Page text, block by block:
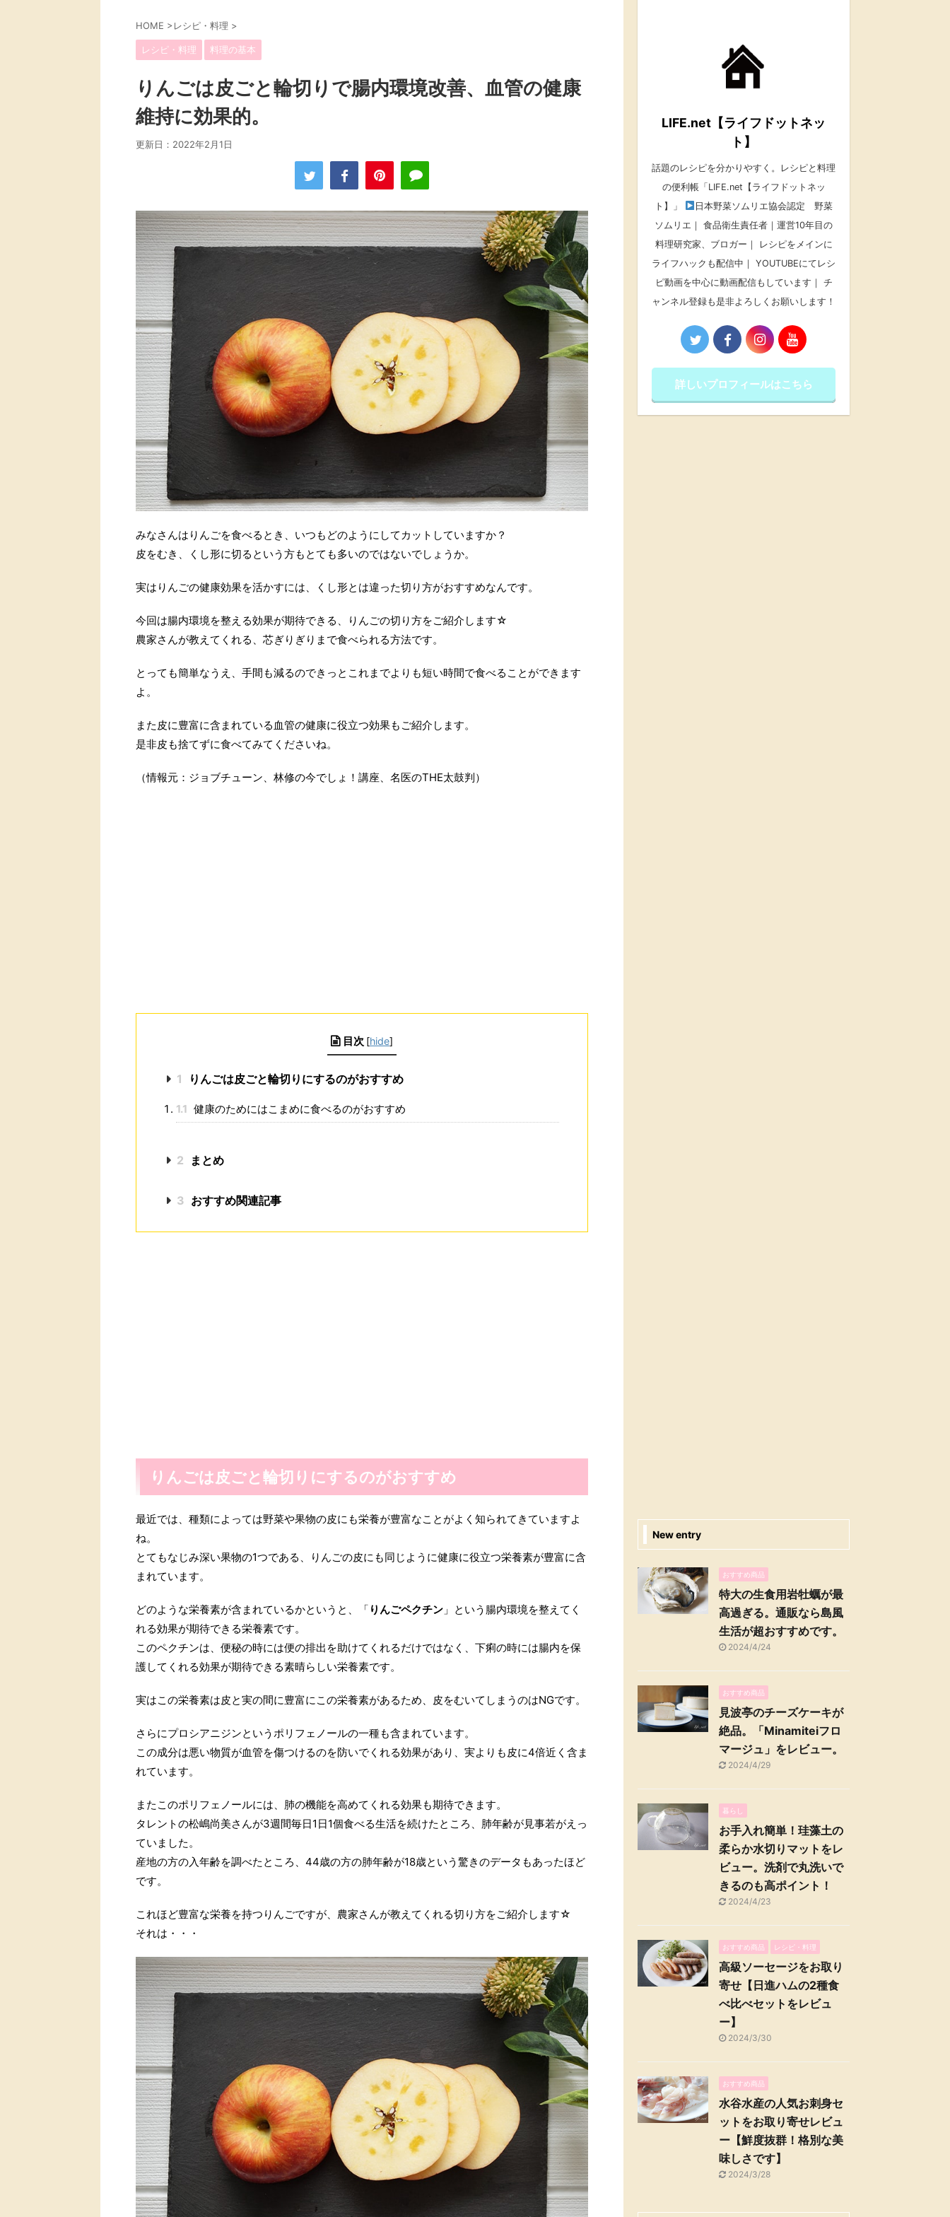
HOME >レシピ・料理 >
レシピ・料理 料理の基本
りんごは皮ごと輪切りで腸内環境改善、血管の健康
維持に効果的。
更新日： 2022年2月1日
みなさんはりんごを食べるとき、いつもどのようにしてカットしていますか？
皮をむき、くし形に切るという方もとても多いのではないでしょうか。
実はりんごの健康効果を活かすには、くし形とは違った切り方がおすすめなんです。
今回は腸内環境を整える効果が期待できる、りんごの切り方をご紹介します☆
農家さんが教えてくれる、芯ぎりぎりまで食べられる方法です。
とっても簡単なうえ、手間も減るのできっとこれまでよりも短い時間で食べることができます
よ。
また皮に豊富に含まれている血管の健康に役立つ効果もご紹介します。
是非皮も捨てずに食べてみてくださいね。
（情報元：ジョブチューン、林修の今でしょ！講座、名医のTHE太鼓判）
目次 [hide]
1 りんごは皮ごと輪切りにするのがおすすめ
1.1 健康のためにはこまめに食べるのがおすすめ
2 まとめ
3 おすすめ関連記事
りんごは皮ごと輪切りにするのがおすすめ
最近では、種類によっては野菜や果物の皮にも栄養が豊富なことがよく知られてきていますよ
ね。
とてもなじみ深い果物の1つである、りんごの皮にも同じように健康に役立つ栄養素が豊富に含
まれています。
どのような栄養素が含まれているかというと、「 りんごペクチン 」という腸内環境を整えてく
れる効果が期待できる栄養素です。
このペクチンは、便秘の時には便の排出を助けてくれるだけではなく、下痢の時には腸内を保
護してくれる効果が期待できる素晴らしい栄養素です。
実はこの栄養素は皮と実の間に豊富にこの栄養素があるため、皮をむいてしまうのはNGです。
さらにプロシアニジンというポリフェノールの一種も含まれています。
この成分は悪い物質が血管を傷つけるのを防いでくれる効果があり、実よりも皮に4倍近く含ま
れています。
またこのポリフェノールには、肺の機能を高めてくれる効果も期待できます。
タレントの松嶋尚美さんが3週間毎日1日1個食べる生活を続けたところ、肺年齢が見事若がえっ
ていました。
産地の方の入年齢を調べたところ、44歳の方の肺年齢が18歳という驚きのデータもあったほど
です。
これほど豊富な栄養を持つりんごですが、農家さんが教えてくれる切り方をご紹介します☆
それは・・・
LIFE.net【ライフドットネッ
ト】
話題のレシピを分かりやすく。レシピと料理
の便利帳「LIFE.net【ライフドットネッ
ト】」
日本野菜ソムリエ協会認定 野菜
ソムリエ｜ 食品衛生責任者｜運営10年目の
料理研究家、ブロガー｜ レシピをメインに
ライフハックも配信中｜ YOUTUBEにてレシ
ピ動画を中心に動画配信もしています｜ チ
ャンネル登録も是非よろしくお願いします！
詳しいプロフィールはこちら
New entry
おすすめ商品
特大の生食用岩牡蠣が最
高過ぎる。通販なら島風
生活が超おすすめです。
2024/4/24
おすすめ商品
見波亭のチーズケーキが
絶品。「Minamiteiフロ
マージュ」をレビュー。
2024/4/29
暮らし
お手入れ簡単！珪藻土の
柔らか水切りマットをレ
ビュー。洗剤で丸洗いで
きるのも高ポイント！
2024/4/23
おすすめ商品 レシピ・料理
高級ソーセージをお取り
寄せ【日進ハムの2種食
べ比べセットをレビュ
ー】
2024/3/30
おすすめ商品
水谷水産の人気お刺身セ
ットをお取り寄せレビュ
ー【鮮度抜群！格別な美
味しさです】
2024/3/28